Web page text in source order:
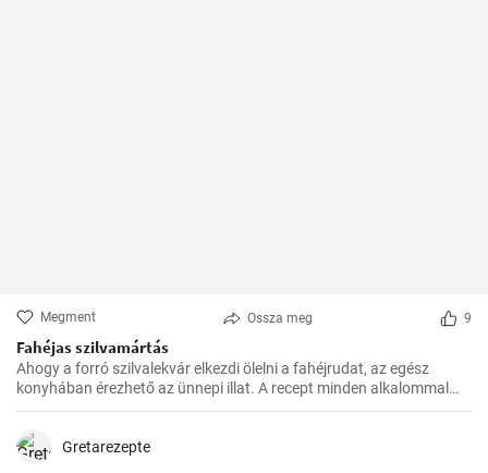
Megment Ossza meg 9
Fahéjas szilvamártás
Ahogy a forró szilvalekvár elkezdi ölelni a fahéjrudat, az egész
konyhában érezhető az ünnepi illat. A recept minden alkalommal
sikerül, és nagyon gyorsan elkészül. Családom és barátaim mindig
Gretarezepte